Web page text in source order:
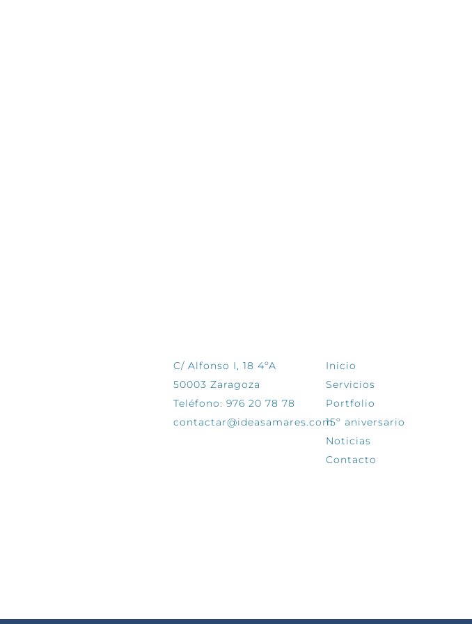
C/ Alfonso I, 18 4ºA
50003 Zaragoza
Teléfono: 976 20 78 78
contactar@ideasamares.com
Inicio
Servicios
Portfolio
15º aniversario
Noticias
Contacto